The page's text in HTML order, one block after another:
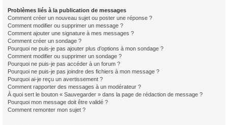
Problèmes liés à la publication de messages
Comment créer un nouveau sujet ou poster une réponse ?
Comment modifier ou supprimer un message ?
Comment ajouter une signature à mes messages ?
Comment créer un sondage ?
Pourquoi ne puis-je pas ajouter plus d’options à mon sondage ?
Comment modifier ou supprimer un sondage ?
Pourquoi ne puis-je pas accéder à un forum ?
Pourquoi ne puis-je pas joindre des fichiers à mon message ?
Pourquoi ai-je reçu un avertissement ?
Comment rapporter des messages à un modérateur ?
À quoi sert le bouton « Sauvegarder » dans la page de rédaction de message ?
Pourquoi mon message doit être validé ?
Comment remonter mon sujet ?